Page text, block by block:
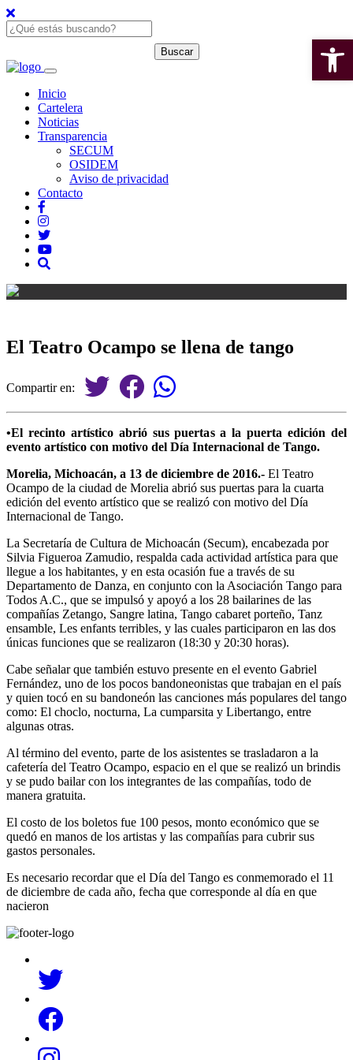
Inicio
Cartelera
Noticias
Transparencia
SECUM
OSIDEM
Aviso de privacidad
Contacto
El Teatro Ocampo se llena de tango
Compartir en:
•El recinto artístico abrió sus puertas a la puerta edición del
evento artístico con motivo del Día Internacional de Tango.
Morelia, Michoacán, a 13 de diciembre de 2016.- El Teatro
Ocampo de la ciudad de Morelia abrió sus puertas para la cuarta
edición del evento artístico que se realizó con motivo del Día
Internacional de Tango.
La Secretaría de Cultura de Michoacán (Secum), encabezada por
Silvia Figueroa Zamudio, respalda cada actividad artística para que
llegue a los habitantes, y en esta ocasión fue a través de su
Departamento de Danza, en conjunto con la Asociación Tango para
Todos A.C., que se impulsó y apoyó a los 28 bailarines de las
compañías Zetango, Sangre latina, Tango cabaret porteño, Tanz
ensamble, Les enfants terribles, y las cuales participaron en las dos
únicas funciones que se realizaron (18:30 y 20:30 horas).
Cabe señalar que también estuvo presente en el evento Gabriel
Fernández, uno de los pocos bandoneonistas que trabajan en el país
y quien tocó en su bandoneón las canciones más populares del tango
como: El choclo, nocturna, La cumparsita y Libertango, entre
algunas otras.
Al término del evento, parte de los asistentes se trasladaron a la
cafetería del Teatro Ocampo, espacio en el que se realizó un brindis
y se pudo bailar con los integrantes de las compañías, todo de
manera gratuita.
El costo de los boletos fue 100 pesos, monto económico que se
quedó en manos de los artistas y las compañías para cubrir sus
gastos personales.
Es necesario recordar que el Día del Tango es conmemorado el 11
de diciembre de cada año, fecha que corresponde al día en que
nacieron